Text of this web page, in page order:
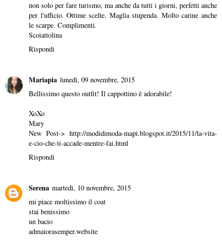
non solo per fare turismo, ma anche da tutti i giorni, perfetti anche
per l'ufficio. Ottime scelte. Maglia stupenda. Molto carine anche
le scarpe. Complimenti.
Scoiattolina
Rispondi
Mariapia lunedì, 09 novembre, 2015
Bellissimo questo outfit! Il cappottino è adorabile!
XoXo
Mary
New Post-> http://modidimoda-mapi.blogspot.it/2015/11/la-vita-
e-cio-che-ti-accade-mentre-fai.html
Rispondi
Serena martedì, 10 novembre, 2015
mi piace moltissimo il coat
stai benissimo
un bacio
admaiorasemper.website